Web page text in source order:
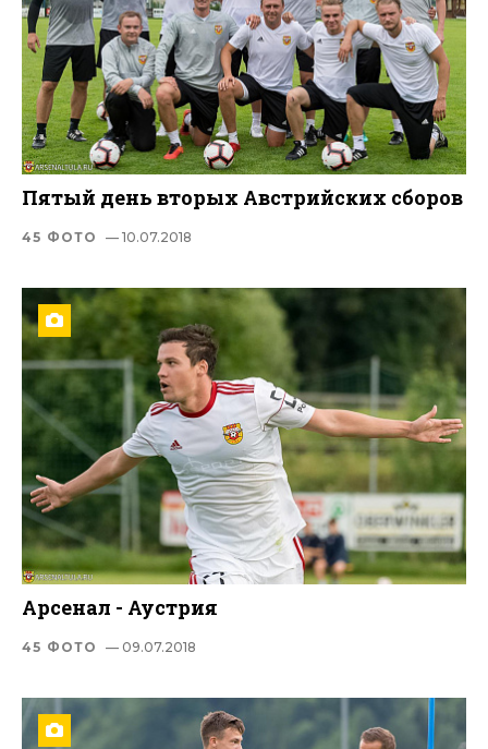
Пятый день вторых Австрийских сборов
45 ФОТО — 10.07.2018
Арсенал - Аустрия
45 ФОТО — 09.07.2018